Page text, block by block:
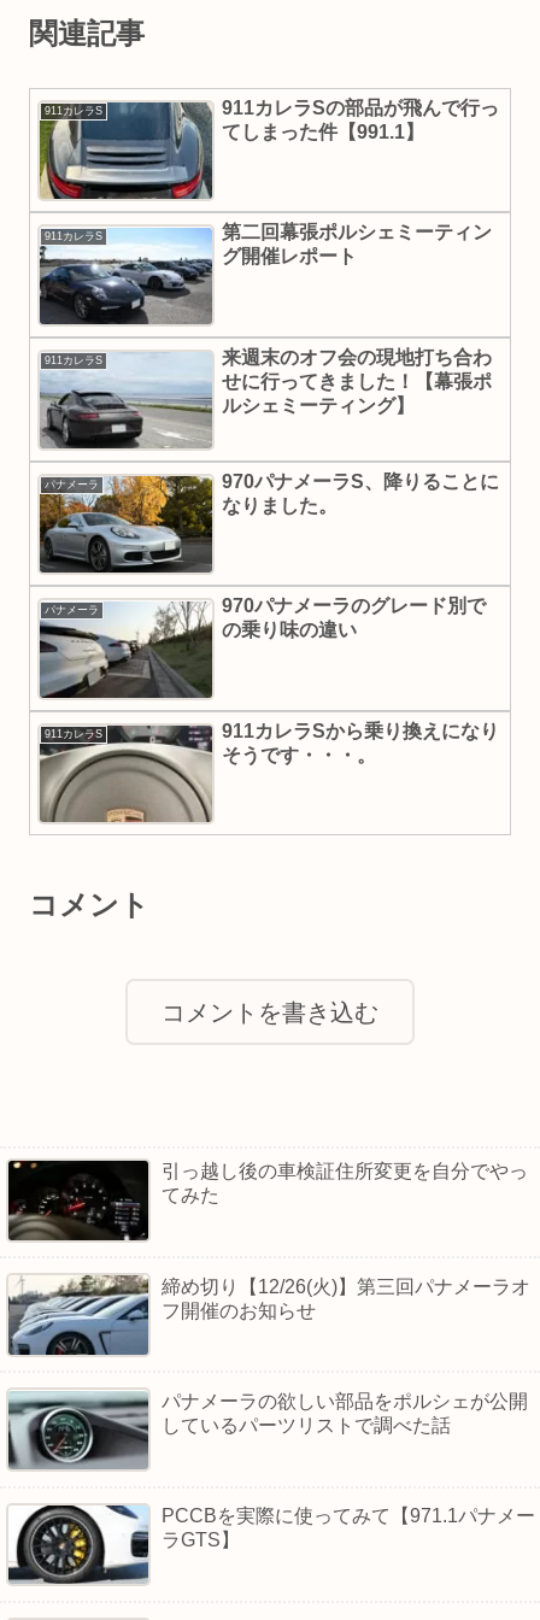
関連記事
911カレラS
911カレラSの部品が飛んで行っ
てしまった件【991.1】
911カレラS
第二回幕張ポルシェミーティン
グ開催レポート
911カレラS
来週末のオフ会の現地打ち合わ
せに行ってきました！【幕張ポ
ルシェミーティング】
パナメーラ
970パナメーラS、降りることに
なりました。
パナメーラ
970パナメーラのグレード別で
の乗り味の違い
911カレラS
911カレラSから乗り換えになり
そうです・・・。
コメント
コメントを書き込む
引っ越し後の車検証住所変更を自分でやっ
てみた
締め切り【12/26(火)】第三回パナメーラオ
フ開催のお知らせ
パナメーラの欲しい部品をポルシェが公開
しているパーツリストで調べた話
PCCBを実際に使ってみて【971.1パナメー
ラGTS】